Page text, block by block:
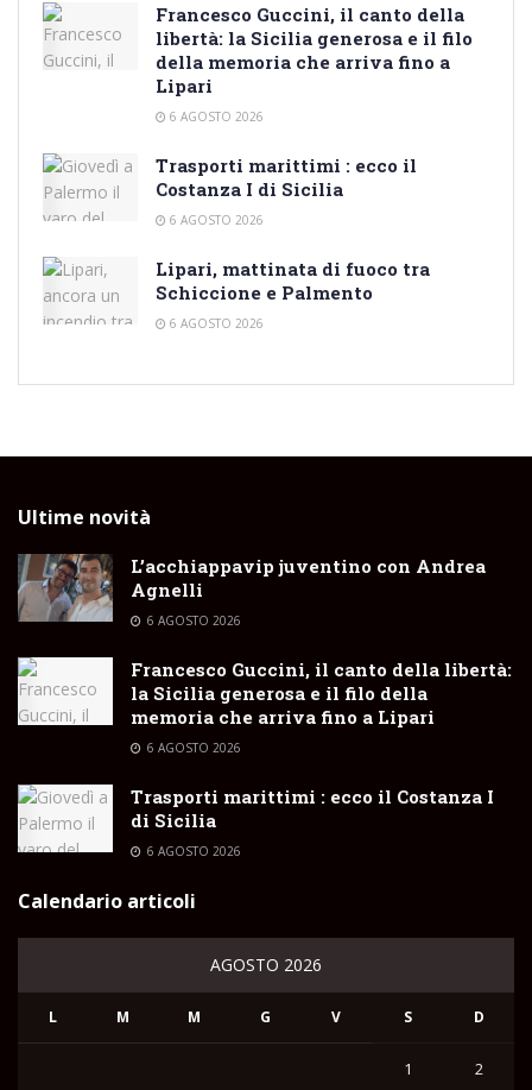
Francesco Guccini, il canto della
libertà: la Sicilia generosa e il filo
della memoria che arriva fino a
Lipari
6 AGOSTO 2026
Trasporti marittimi : ecco il
Costanza I di Sicilia
6 AGOSTO 2026
Lipari, mattinata di fuoco tra
Schiccione e Palmento
6 AGOSTO 2026
Ultime novità
L’acchiappavip juventino con Andrea
Agnelli
6 AGOSTO 2026
Francesco Guccini, il canto della libertà:
la Sicilia generosa e il filo della
memoria che arriva fino a Lipari
6 AGOSTO 2026
Trasporti marittimi : ecco il Costanza I
di Sicilia
6 AGOSTO 2026
Calendario articoli
AGOSTO 2026
L M M G V S D
1 2